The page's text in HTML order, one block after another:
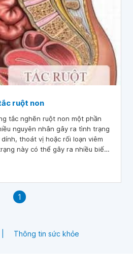
ruột non
tắc nghẽn ruột non một phần
nguyên nhân gây ra tình trạng
thoát vị hoặc rối loạn viêm
này có thể gây ra nhiều biến
pháp điều trị chính là nội
1
Thông tin sức khỏe